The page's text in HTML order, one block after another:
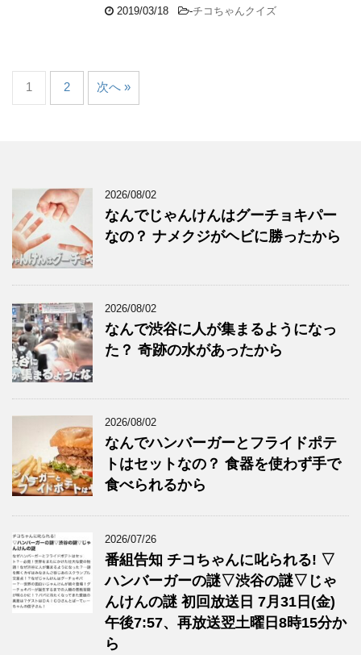
2019/03/18 -チコちゃんクイズ
1 2 次へ »
2026/08/02
なんでじゃんけんはグーチョキパー
なの？ ナメクジがヘビに勝ったから
2026/08/02
なんで渋谷に人が集まるようになっ
た？ 奇跡の水があったから
2026/08/02
なんでハンバーガーとフライドポテ
トはセットなの？ 食器を使わず手で
食べられるから
2026/07/26
番組告知 チコちゃんに叱られる! ▽
ハンバーガーの謎▽渋谷の謎▽じゃ
んけんの謎 初回放送日 7月31日(金)
午後7:57、再放送翌土曜日8時15分か
ら